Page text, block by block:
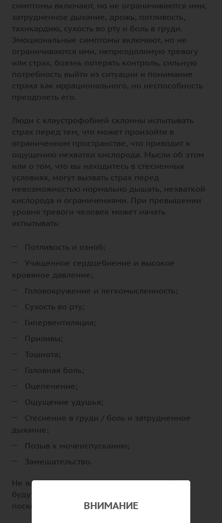
симптомы включают, но не ограничиваются ими,
затрудненное дыхание, дрожь, потливость,
тахикардию, сухость во рту и боль в груди.
Эмоциональные симптомы включают, но не
ограничиваются ими, непреодолимую тревогу
или страх, боязнь потерять контроль, сильную
потребность выйти из ситуации и понимание
страха как иррационального, но неспособность
преодолеть его.
Люди с клаустрофобией склонны испытывать
страх перед тем, что может произойти в
ограниченном пространстве, что приводит к
ощущению нехватки кислорода. Мысли об этом
или о том, что вы находитесь в стесненных
условиях, могут вызвать страх перед
невозможностью нормально дышать, нехваткой
кислорода и ограничениями. При превышении
уровня тревоги человек может начать
испытывать:
Потливость и озноб;
Учащенное сердцебиение и высокое
кровяное давление;
Головокружение и легкомысленность;
Сухость во рту;
Гипервентиляция;
Приливы;
Тошнота;
Головная боль;
Оцепенение;
Ощущение удушья;
Стеснение в груди / боль и затрудненное
дыхание;
Позыв к мочеиспусканию;
Замешательство.
Не все люди, страдающие клаустрофобией,
будут обладать всеми этими функциями,
поскольку презентация может быть разной.
ВНИМАНИЕ